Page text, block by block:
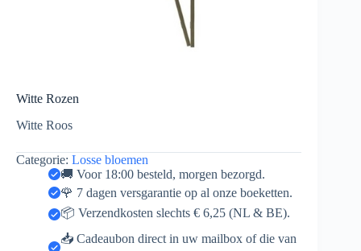
Witte Rozen
Witte Roos
Categorie: Losse bloemen
🚚 Voor 18:00 besteld, morgen bezorgd.
🌹 7 dagen versgarantie op al onze boeketten.
📦 Verzendkosten slechts € 6,25 (NL & BE).
📥 Cadeaubon direct in uw mailbox of die van